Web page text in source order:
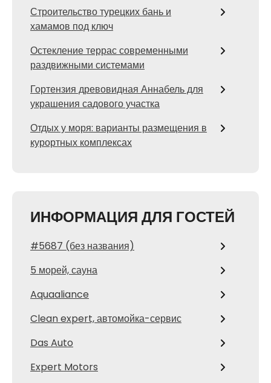
Строительство турецких бань и
хамамов под ключ
Остекление террас современными
раздвижными системами
Гортензия древовидная Аннабель для
украшения садового участка
Отдых у моря: варианты размещения в
курортных комплексах
ИНФОРМАЦИЯ ДЛЯ ГОСТЕЙ
#5687 (без названия)
5 морей, сауна
Aquaaliance
Clean expert, автомойка-сервис
Das Auto
Expert Motors